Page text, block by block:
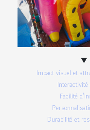
Impact visuel et
Facilité
Durabilité et